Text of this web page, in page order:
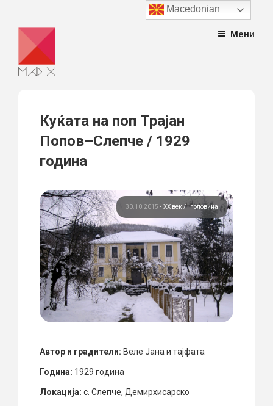
content
Мени
Куќата на поп Трајан
Попов–Слепче / 1929
година
30.10.2015 • ХХ век / I половина
Автор и градители: Веле Јана и тајфата
Година: 1929 година
Локација: с. Слепче, Демирхисарско
Macedonian